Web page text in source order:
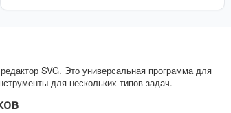
SVG. Это универсальная программа для
для нескольких типов задач.